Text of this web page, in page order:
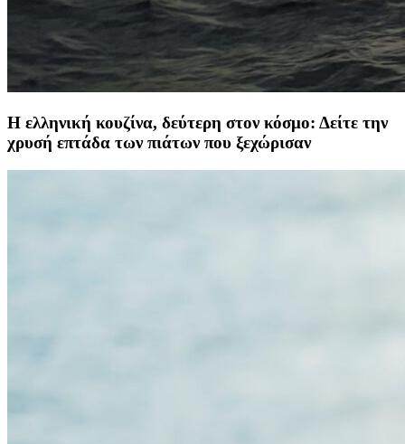
Η ελληνική κουζίνα, δεύτερη στον κόσμο: Δείτε την
χρυσή επτάδα των πιάτων που ξεχώρισαν